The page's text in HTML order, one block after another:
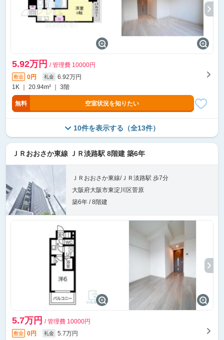
5.92万円 / 管理費 10000円
敷金 0円 礼金
6.92万円
1K ｜ 20.94m² ｜ 3階
無料 空室状況を知りたい
10件を表示する（全13件）
ＪＲおおさか東線 ＪＲ淡路駅 8階建 築6年
ＪＲおおさか東線/ＪＲ淡路駅 歩7分
大阪府大阪市東淀川区菅原
築6年 / 8階建
5.7万円 / 管理費 10000円
敷金 0円 礼金
5.7万円